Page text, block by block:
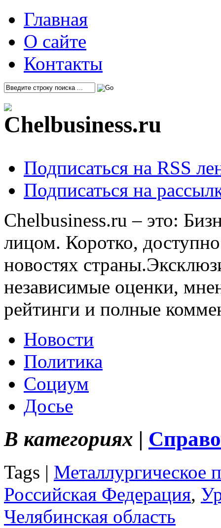
Главная
О сайте
Контакты
Подписаться на RSS
Подписаться на
Chelbusiness.ru – это:
лицом. Коротко,
новостях
независимые оценки,
рейтинги и полные
Новости
Политика
Социум
Досье
В категориях |
Tags | Металлургическое
Российская Федерация,
Челябинская область